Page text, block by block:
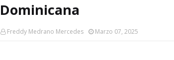
Dominicana
Freddy Medrano Mercedes Marzo 07, 2025